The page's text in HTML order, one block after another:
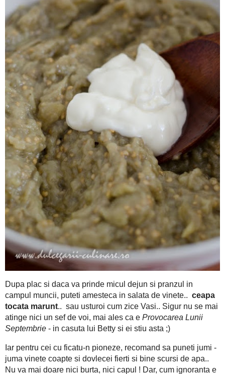
So, asa coapte cum sunt, le lasati sa se scurga de apa si
cantitatea.. Eu am pachetele cu500 grame vinete coapte,
Le puneti intr-un bol, masurati si150 ml ulei
si apoi le
Presarati1 lingurita sare de maresi dupa ce ati epuizat
cu maionezasi mai amestecati putin .. mereu cu lingura de